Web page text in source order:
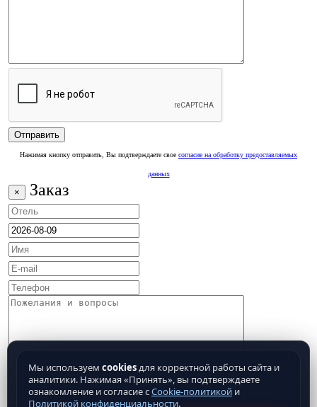
Нажимая кнопку отправить, Вы подтверждаете свое согласие на обработку предоставляемых
данных
× Заказ
Мы используем cookiesдля корректной работы сайта и
аналитики. Нажимая «Принять», вы подтверждаете
ознакомление и согласие сCookie-политикой и
Политикой конфиденциальности.